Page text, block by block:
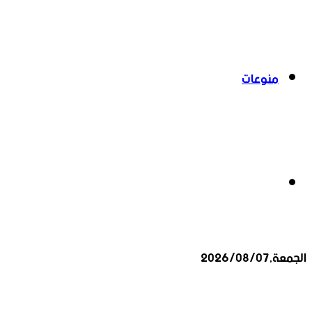
منوعات
الجمعة,2026/08/07